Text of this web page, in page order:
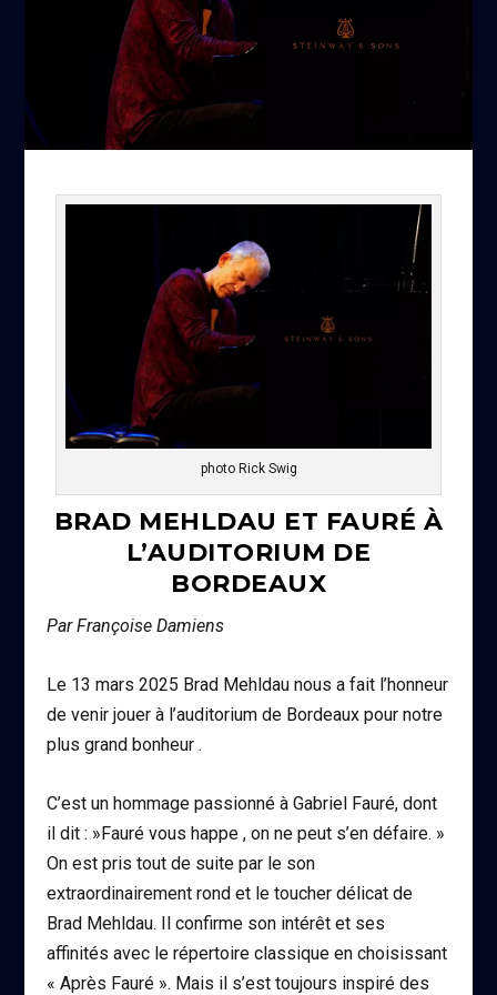
photo Rick Swig
BRAD MEHLDAU ET FAURÉ À
L’AUDITORIUM DE
BORDEAUX
Par Françoise Damiens
Le 13 mars 2025 Brad Mehldau nous a fait l’honneur
de venir jouer à l’auditorium de Bordeaux pour notre
plus grand bonheur .
C’est un hommage passionné à Gabriel Fauré, dont
il dit : »Fauré vous happe , on ne peut s’en défaire. »
On est pris tout de suite par le son
extraordinairement rond et le toucher délicat de
Brad Mehldau. Il confirme son intérêt et ses
affinités avec le répertoire classique en choisissant
« Après Fauré ». Mais il s’est toujours inspiré des